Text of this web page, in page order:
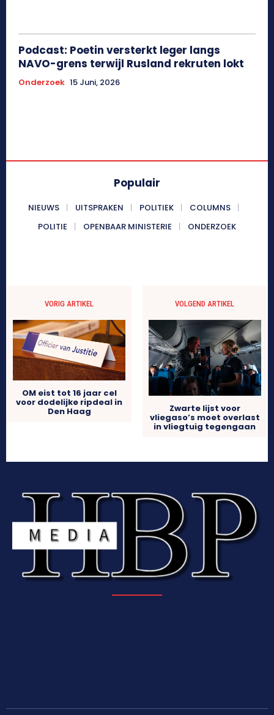
Podcast: Poetin versterkt leger langs
NAVO-grens terwijl Rusland rekruten lokt
Onderzoek 15 Juni, 2026
Populair
NIEUWS UITSPRAKEN POLITIEK
COLUMNS
POLITIE
OPENBAAR MINISTERIE ONDERZOEK
VORIG ARTIKEL
OM eist tot 16 jaar cel
voor dodelijke ripdeal in
Den Haag
VOLGEND ARTIKEL
Zwarte lijst voor
vliegaso’s moet overlast
in vliegtuig tegengaan